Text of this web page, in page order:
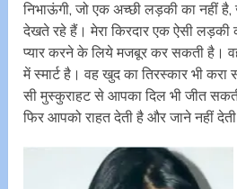
निभाऊंगी, जो एक अच्छी लड़की का नहीं
देखते रहे हैं। मेरा किरदार एक ऐसी लड़की
प्यार करने के लिये मजबूर कर सकती है।
में स्मार्ट है। वह खुद का तिरस्कार भी करा
सी मुस्कुराहट से आपका दिल भी जीत
फिर आपको राहत देती है और जाने नहीं